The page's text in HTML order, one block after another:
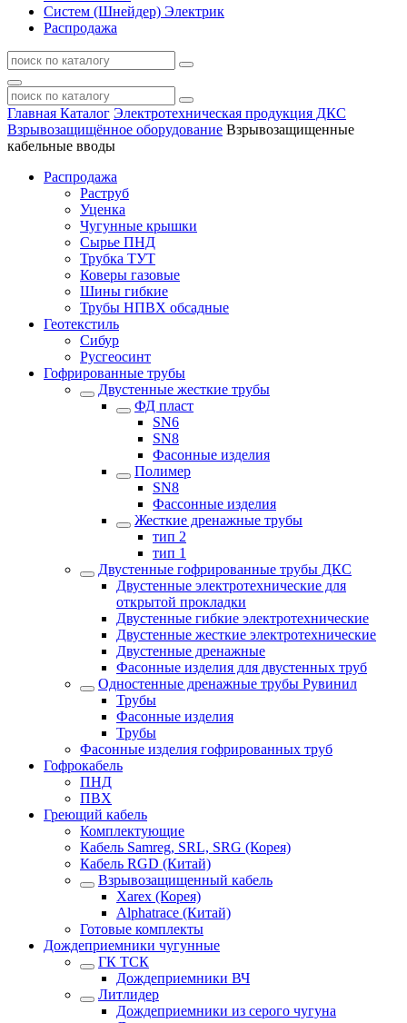
Систем (Шнейдер) Электрик
Распродажа
Главная Каталог Электротехническая продукция ДКС
Взрывозащищённое оборудование Взрывозащищенные
кабельные вводы
Распродажа
Раструб
Уценка
Чугунные крышки
Сырье ПНД
Трубка ТУТ
Коверы газовые
Шины гибкие
Трубы НПВХ обсадные
Геотекстиль
Сибур
Русгеосинт
Гофрированные трубы
Двустенные жесткие трубы
ФД пласт
SN6
SN8
Фасонные изделия
Полимер
SN8
Фассонные изделия
Жесткие дренажные трубы
тип 2
тип 1
Двустенные гофрированные трубы ДКС
Двустенные электротехнические для
открытой прокладки
Двустенные гибкие электротехнические
Двустенные жесткие электротехнические
Двустенные дренажные
Фасонные изделия для двустенных труб
Одностенные дренажные трубы Рувинил
Трубы
Фасонные изделия
Трубы
Фасонные изделия гофрированных труб
Гофрокабель
ПНД
ПВХ
Греющий кабель
Комплектующие
Кабель Samreg, SRL, SRG (Корея)
Кабель RGD (Китай)
Взрывозащищенный кабель
Xarex (Корея)
Alphatrace (Китай)
Готовые комплекты
Дождеприемники чугунные
ГК ТСК
Дождеприемники ВЧ
Литлидер
Дождеприемники из серого чугуна